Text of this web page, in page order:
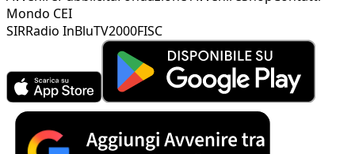
Mondo CEI
SIRRadio InBluTV2000FISC